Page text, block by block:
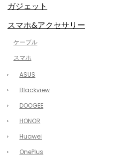
ガジェット
スマホ&アクセサリー
ケーブル
スマホ
ASUS
Blackview
DOOGEE
HONOR
Huawei
OnePlus